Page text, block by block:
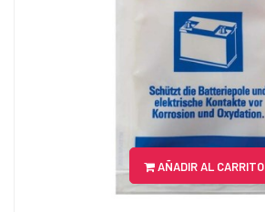
AÑADIR AL CARRITO